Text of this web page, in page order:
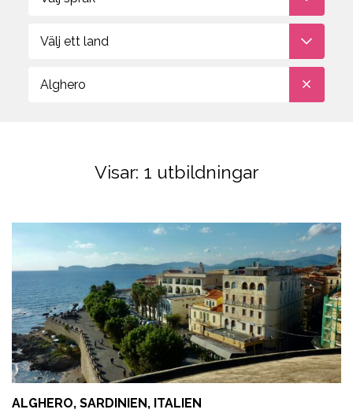
Aviation
studievägledare om du
behöver hjälp att välja
Välj ett land
Alghero
Visar: 1 utbildningar
ALGHERO, SARDINIEN, ITALIEN